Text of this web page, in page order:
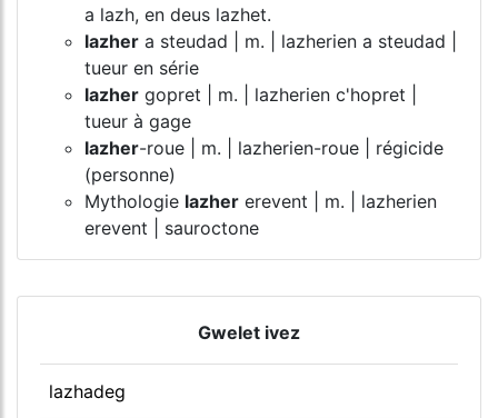
a lazh, en deus lazhet.
lazher a steudad | m. | lazherien a steudad |
tueur en série
lazher gopret | m. | lazherien c'hopret |
tueur à gage
lazher-roue | m. | lazherien-roue | régicide
(personne)
Mythologie lazher erevent | m. | lazherien
erevent | sauroctone
Gwelet ivez
lazhadeg